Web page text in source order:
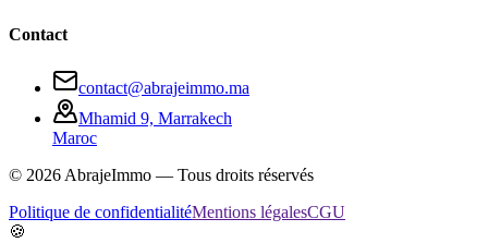
Contact
contact@abrajeimmo.ma
Mhamid 9, Marrakech
Maroc
© 2026AbrajeImmo — Tous droits réservés
Politique de confidentialitéMentions légalesCGU
🍪